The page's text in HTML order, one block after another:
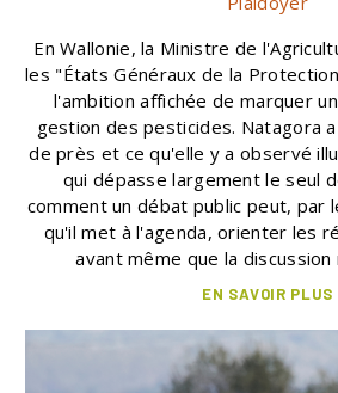
En Wallonie, la Ministre de
les "États Généraux de la
l'ambition affichée de marquer
gestion des pesticides. Natagora
de près et ce qu'elle y a observé
qui dépasse largement le seul
comment un débat public peut, par
qu'il met à l'agenda, orienter les
avant même que la discussion
EN SAVOIR PLUS